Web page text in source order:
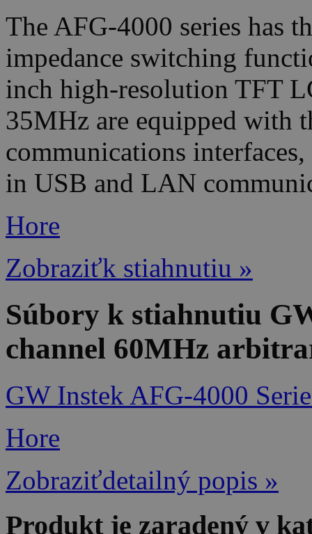
The AFG-4000 series has
impedance switching
inch high-resolution TFT
35MHz are equipped with
communications
in USB and LAN
Hore
Zobraziťk stiahnutiu »
Súbory k stiahnutiu
channel 60MHz
GW Instek AFG-4000
Hore
Zobraziťdetailný popis »
Produkt je zaradený v